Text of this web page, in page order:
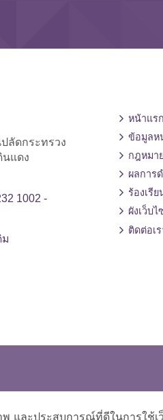
ลัดกระทรวง
นแดง
1002 -
หน้าแรก
ข้อมูลห
กฎหมา
ผลการ
ร้องเรีย
ผังเว็บไ
ติดต่อเร
และประสบการณ์ที่ดีในการใ